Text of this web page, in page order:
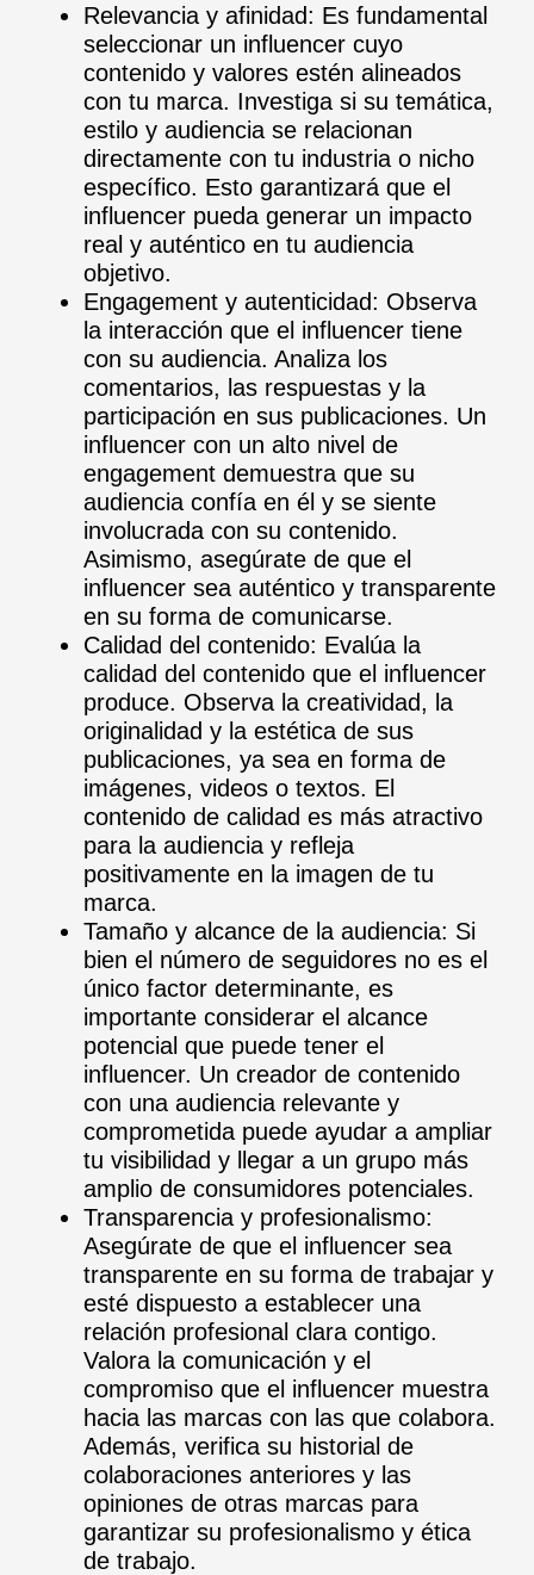
Relevancia y afinidad: Es fundamental
seleccionar un influencer cuyo
contenido y valores estén alineados
con tu marca. Investiga si su temática,
estilo y audiencia se relacionan
directamente con tu industria o nicho
específico. Esto garantizará que el
influencer pueda generar un impacto
real y auténtico en tu audiencia
objetivo.
Engagement y autenticidad: Observa
la interacción que el influencer tiene
con su audiencia. Analiza los
comentarios, las respuestas y la
participación en sus publicaciones. Un
influencer con un alto nivel de
engagement demuestra que su
audiencia confía en él y se siente
involucrada con su contenido.
Asimismo, asegúrate de que el
influencer sea auténtico y transparente
en su forma de comunicarse.
Calidad del contenido: Evalúa la
calidad del contenido que el influencer
produce. Observa la creatividad, la
originalidad y la estética de sus
publicaciones, ya sea en forma de
imágenes, videos o textos. El
contenido de calidad es más atractivo
para la audiencia y refleja
positivamente en la imagen de tu
marca.
Tamaño y alcance de la audiencia: Si
bien el número de seguidores no es el
único factor determinante, es
importante considerar el alcance
potencial que puede tener el
influencer. Un creador de contenido
con una audiencia relevante y
comprometida puede ayudar a ampliar
tu visibilidad y llegar a un grupo más
amplio de consumidores potenciales.
Transparencia y profesionalismo:
Asegúrate de que el influencer sea
transparente en su forma de trabajar y
esté dispuesto a establecer una
relación profesional clara contigo.
Valora la comunicación y el
compromiso que el influencer muestra
hacia las marcas con las que colabora.
Además, verifica su historial de
colaboraciones anteriores y las
opiniones de otras marcas para
garantizar su profesionalismo y ética
de trabajo.